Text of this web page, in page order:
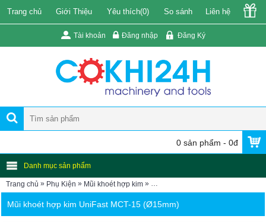
Trang chủ Giới Thiệu Yêu thích(0) So sánh Liên hệ
Tài khoản Đăng nhập Đăng Ký
0 sản phẩm - 0đ
Danh mục sản phẩm
Trang chủ » Phụ Kiện » Mũi khoét hợp kim » Mũi khoét hợp kim UniFast MCT-
Mũi khoét hợp kim UniFast MCT-15 (Ø15mm)